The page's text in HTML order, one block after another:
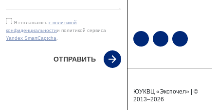
Я соглашаюсь с политикой
конфиденциальностии политикой сервиса
Yandex SmartCaptcha
ОТПРАВИТЬ
ЮУКВЦ «Экспочел» | ©
2013–2026